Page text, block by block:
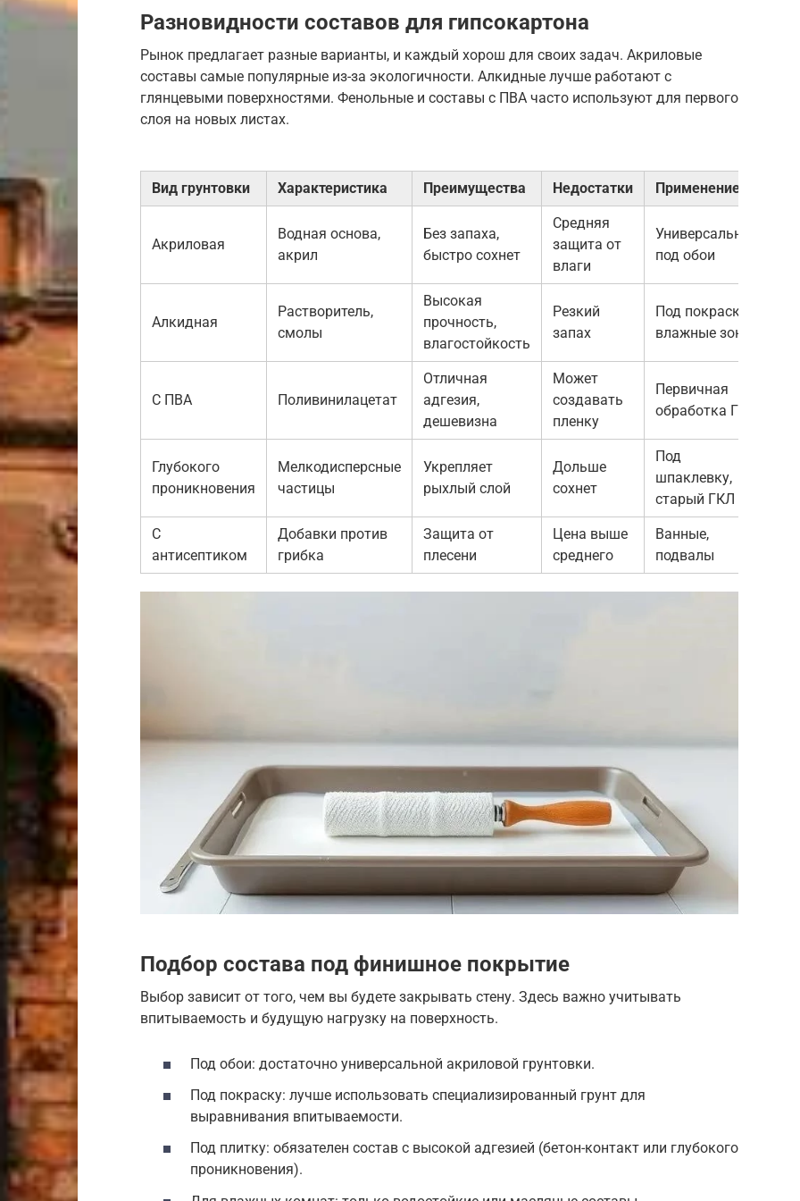
Разновидности составов для гипсокартона
Рынок предлагает разные варианты, и каждый хорош для своих задач. Акриловые
составы самые популярные из-за экологичности. Алкидные лучше работают с
глянцевыми поверхностями. Фенольные и составы с ПВА часто используют для первого
слоя на новых листах.
Вид грунтовки Характеристика Преимущества Недостатки Применение
Акриловая
Водная основа,
акрил
Без запаха,
быстро сохнет
Средняя
защита от
влаги
Универсальная,
под обои
Алкидная
Растворитель,
смолы
Высокая
прочность,
влагостойкость
Резкий
запах
Под покраску,
влажные зоны
С ПВА Поливинилацетат
Отличная
адгезия,
дешевизна
Может
создавать
пленку
Первичная
обработка ГКЛ
Глубокого
проникновения
Мелкодисперсные
частицы
Укрепляет
рыхлый слой
Дольше
сохнет
Под
шпаклевку,
старый ГКЛ
С
антисептиком
Добавки против
грибка
Защита от
плесени
Цена выше
среднего
Ванные,
подвалы
Подбор состава под финишное покрытие
Выбор зависит от того, чем вы будете закрывать стену. Здесь важно учитывать
впитываемость и будущую нагрузку на поверхность.
Под обои: достаточно универсальной акриловой грунтовки.
Под покраску: лучше использовать специализированный грунт для
выравнивания впитываемости.
Под плитку: обязателен состав с высокой адгезией (бетон-контакт или глубокого
проникновения).